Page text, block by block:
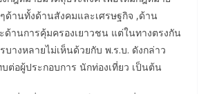
ด้านทั้งด้านสังคมและเศรษฐกิจ ,ด้าน
านการคุ้มครองเยาวชน แต่ในทางตรงกัน
างหลายไม่เห็นด้วยกับ พ.ร.บ. ดังกล่าว
ต่อผู้ประกอบการ นักท่องเที่ยว เป็นต้น